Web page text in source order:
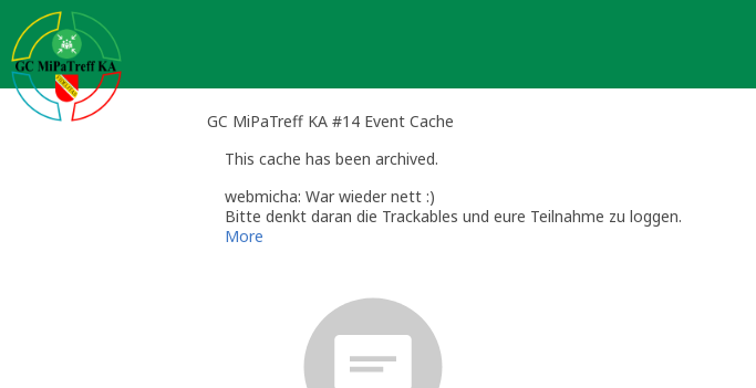
content
GC MiPaTreff KA #14 Event Cache
This cache has been archived.
webmicha: War wieder nett :)
Bitte denkt daran die Trackables und eure Teilnahme zu loggen.
Der nächste und letzte GC MiPaTreff KA für dieses Jahr ist am
More